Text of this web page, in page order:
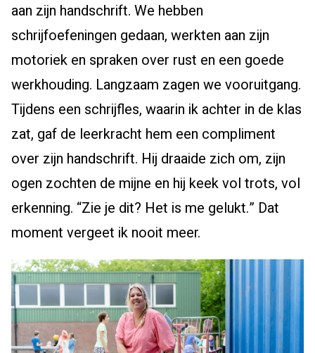
aan zijn handschrift. We hebben
schrijfoefeningen gedaan, werkten aan zijn
motoriek en spraken over rust en een goede
werkhouding. Langzaam zagen we vooruitgang.
Tijdens een schrijfles, waarin ik achter in de klas
zat, gaf de leerkracht hem een compliment
over zijn handschrift. Hij draaide zich om, zijn
ogen zochten de mijne en hij keek vol trots, vol
erkenning. “Zie je dit? Het is me gelukt.” Dat
moment vergeet ik nooit meer.